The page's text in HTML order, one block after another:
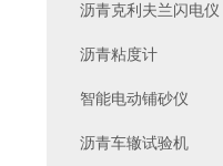
沥青克利夫兰闪电仪
沥青粘度计
智能电动铺砂仪
沥青车辙试验机